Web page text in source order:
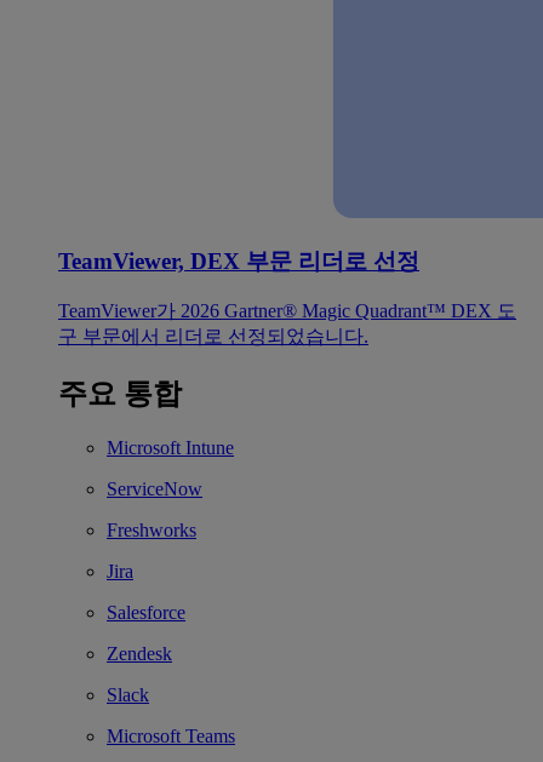
TeamViewer, DEX 부문 리더로 선정
TeamViewer가 2026 Gartner® Magic Quadrant™ DEX 도
구 부문에서 리더로 선정되었습니다.
주요 통합
Microsoft Intune
ServiceNow
Freshworks
Jira
Salesforce
Zendesk
Slack
Microsoft Teams